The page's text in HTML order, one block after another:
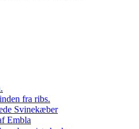
fra ribs.
Svinekæber
Embla